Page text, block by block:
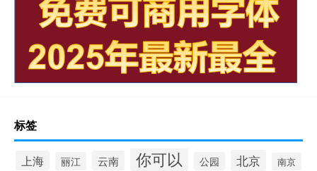
标签
上海 丽江 云南 你可以 公园 北京
南京